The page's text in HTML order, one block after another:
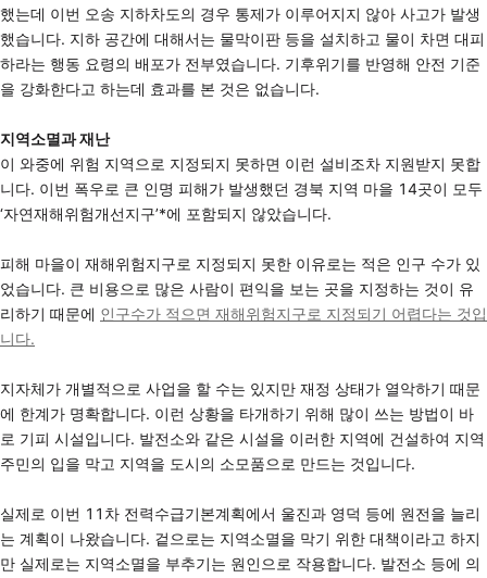
했는데 이번 오송 지하차도의 경우 통제가 이루어지지 않아 사고가 발생
했습니다. 지하 공간에 대해서는 물막이판 등을 설치하고 물이 차면 대피
하라는 행동 요령의 배포가 전부였습니다. 기후위기를 반영해 안전 기준
을 강화한다고 하는데 효과를 본 것은 없습니다.
지역소멸과 재난
이 와중에 위험 지역으로 지정되지 못하면 이런 설비조차 지원받지 못합
니다. 이번 폭우로 큰 인명 피해가 발생했던 경북 지역 마을 14곳이 모두
‘자연재해위험개선지구’*에 포함되지 않았습니다.
피해 마을이 재해위험지구로 지정되지 못한 이유로는 적은 인구 수가 있
었습니다. 큰 비용으로 많은 사람이 편익을 보는 곳을 지정하는 것이 유
리하기 때문에 인구수가 적으면 재해위험지구로 지정되기 어렵다는 것입
니다.
지자체가 개별적으로 사업을 할 수는 있지만 재정 상태가 열악하기 때문
에 한계가 명확합니다. 이런 상황을 타개하기 위해 많이 쓰는 방법이 바
로 기피 시설입니다. 발전소와 같은 시설을 이러한 지역에 건설하여 지역
주민의 입을 막고 지역을 도시의 소모품으로 만드는 것입니다.
실제로 이번 11차 전력수급기본계획에서 울진과 영덕 등에 원전을 늘리
는 계획이 나왔습니다. 겉으로는 지역소멸을 막기 위한 대책이라고 하지
만 실제로는 지역소멸을 부추기는 원인으로 작용합니다. 발전소 등에 의